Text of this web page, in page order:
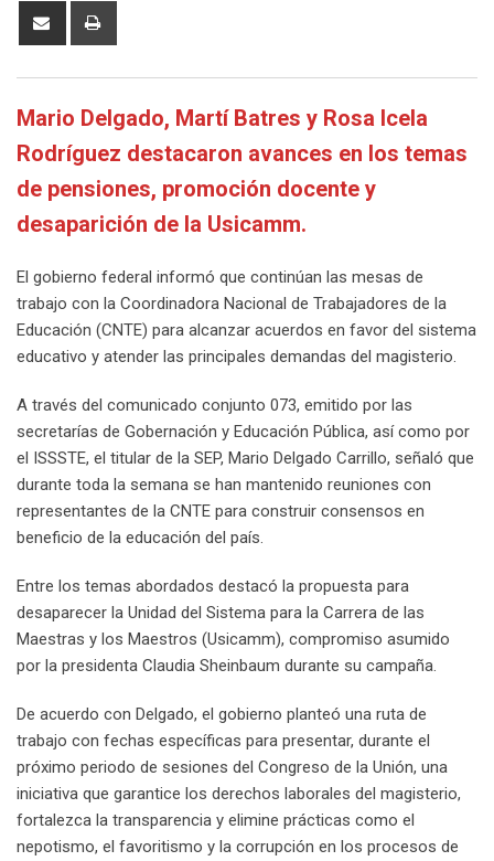
Share
Mario Delgado, Martí Batres y Rosa Icela
Rodríguez destacaron avances en los temas
de pensiones, promoción docente y
desaparición de la Usicamm.
El gobierno federal informó que continúan las mesas de
trabajo con la Coordinadora Nacional de Trabajadores de la
Educación (CNTE) para alcanzar acuerdos en favor del sistema
educativo y atender las principales demandas del magisterio.
A través del comunicado conjunto 073, emitido por las
secretarías de Gobernación y Educación Pública, así como por
el ISSSTE, el titular de la SEP, Mario Delgado Carrillo, señaló que
durante toda la semana se han mantenido reuniones con
representantes de la CNTE para construir consensos en
beneficio de la educación del país.
Entre los temas abordados destacó la propuesta para
desaparecer la Unidad del Sistema para la Carrera de las
Maestras y los Maestros (Usicamm), compromiso asumido
por la presidenta Claudia Sheinbaum durante su campaña.
De acuerdo con Delgado, el gobierno planteó una ruta de
trabajo con fechas específicas para presentar, durante el
próximo periodo de sesiones del Congreso de la Unión, una
iniciativa que garantice los derechos laborales del magisterio,
fortalezca la transparencia y elimine prácticas como el
nepotismo, el favoritismo y la corrupción en los procesos de